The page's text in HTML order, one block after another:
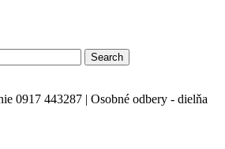
Search
0917 443287 | Osobné odbery - dielňa